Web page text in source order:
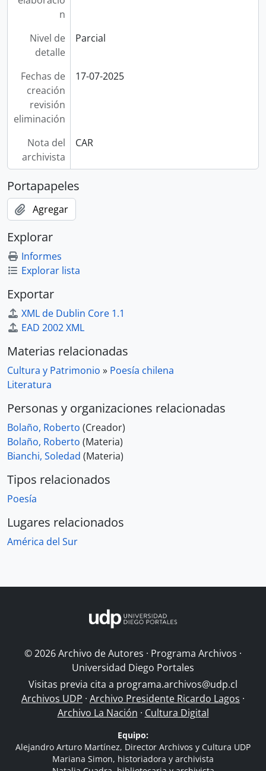
n
Nivel de
detalle
Parcial
Fechas de
creación
revisión
eliminación
17-07-2025
Nota del
archivista
CAR
Portapapeles
Agregar
Explorar
Informes
Explorar lista
Exportar
XML de Dublin Core 1.1
EAD 2002 XML
Materias relacionadas
Cultura y Patrimonio » Poesía chilena
Literatura
Personas y organizaciones relacionadas
Bolaño, Roberto (Creador)
Bolaño, Roberto (Materia)
Bianchi, Soledad (Materia)
Tipos relacionados
Poesía
Lugares relacionados
América del Sur
© 2026 Archivo de Autores · Programa Archivos ·
Universidad Diego Portales
Visitas previa cita a programa.archivos@udp.cl
Archivos UDP · Archivo Presidente Ricardo Lagos ·
Archivo La Nación · Cultura Digital
Equipo:
Alejandro Arturo Martínez, Director Archivos y Cultura UDP
Mariana Simon, historiadora y archivista